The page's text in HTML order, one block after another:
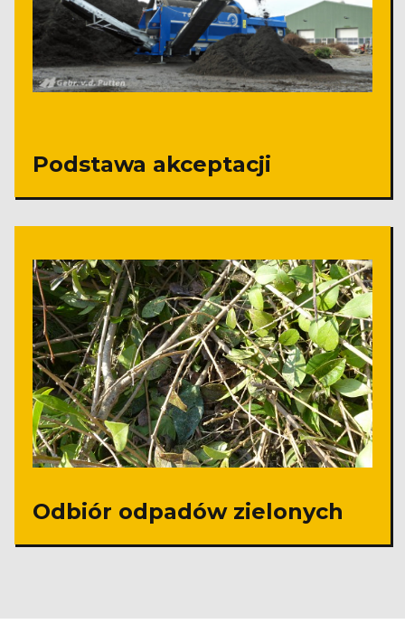
Podstawa akceptacji
Odbiór odpadów zielonych